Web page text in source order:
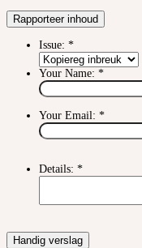
Rapporteer inhoud
Issue: *
Your Name: *
Your Email: *
Details: *
Handig verslag